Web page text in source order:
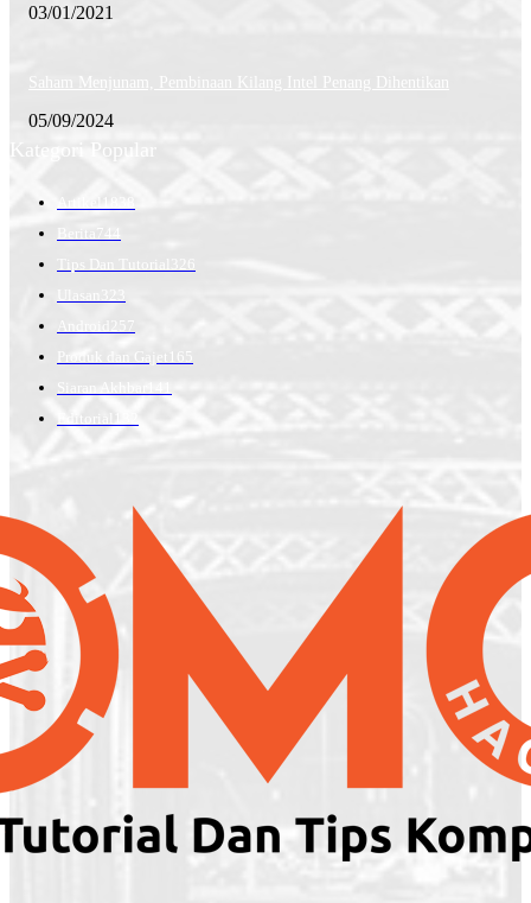
03/01/2021
Saham Menjunam, Pembinaan Kilang Intel Penang Dihentikan
05/09/2024
Kategori Popular
Artikel
744
Tips Dan Tutorial
326
Android
257
Produk dan Gajet
165
Siaran Akhbar